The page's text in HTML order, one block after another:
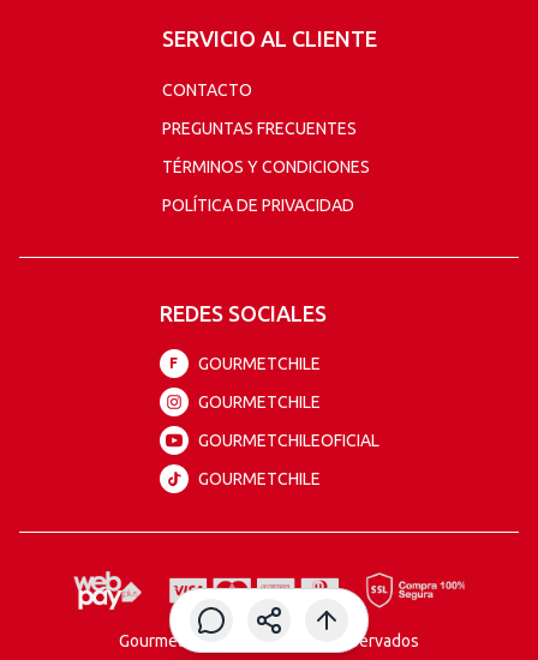
SERVICIO AL CLIENTE
CONTACTO
PREGUNTAS FRECUENTES
TÉRMINOS Y CONDICIONES
POLÍTICA DE PRIVACIDAD
REDES SOCIALES
F
GOURMETCHILE
GOURMETCHILE
GOURMETCHILEOFICIAL
GOURMETCHILE
Gourmet todos los derechos reservados